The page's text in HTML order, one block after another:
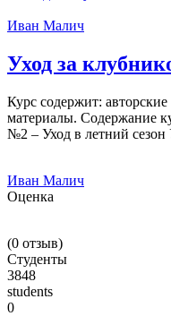
Иван Малич
Уход за
Курс содержит:
материалы. Содержание
№2 – Уход в летний
Иван Малич
Оценка
(0 отзыв)
Студенты
3848
students
0